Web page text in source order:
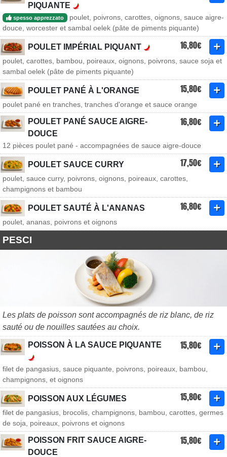
PIQUANTE
spesso apprezzato
poulet, poivrons, carottes, oignons, sauce aigre-
douce, worcester et sambal oelek (pâte de piments piquante)
POULET IMPÉRIAL PIQUANT 16,80€
poulet, carottes, bambou, poireaux, oignons, poivrons, sauce soja et
sambal oelek (pâte de piments piquante)
POULET PANÉ À L'ORANGE 15,80€
poulet pané en tranches, tranches d'orange et sauce orange
POULET PANÉ SAUCE AIGRE-
DOUCE
16,80€
12 pièces poulet pané - accompagnées de sauce aigre-douce
POULET SAUCE CURRY 17,50€
poulet, sauce curry, poivrons, oignons, poireaux, carottes,
champignons et bambou
POULET SAUTÉ À L'ANANAS 16,80€
poulet, ananas, poivrons et oignons
PESCI
Les plats de poisson sont accompagnés de riz blanc, de riz
sauté ou de nouilles sautées au choix.
POISSON À LA SAUCE PIQUANTE 15,80€
filet de pangasius, sauce piquante, poivrons, poireaux, bambou,
champignons, et oignons
POISSON AUX LÉGUMES 15,80€
filet de pangasius, brocolis, champignons, bambou, carottes, germes
de soja, poireaux, poivrons et oignons
POISSON FRIT SAUCE AIGRE-
DOUCE
15,80€